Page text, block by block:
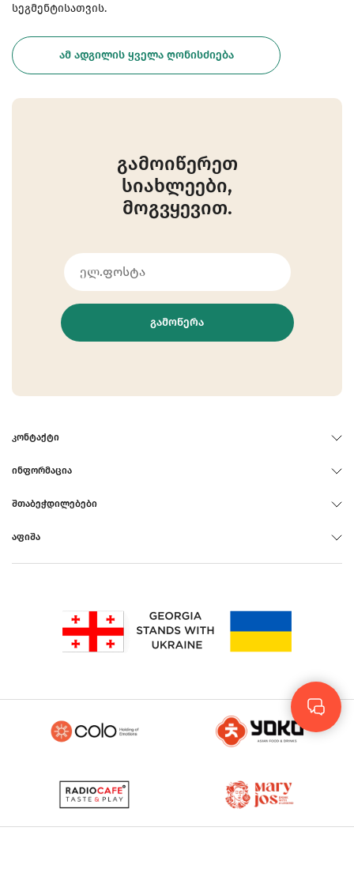
სეგმენტისათვის.
ᲐᲛ ᲐᲓᲒᲘᲚᲘᲡ ᲧᲕᲔᲚᲐ ᲦᲝᲜᲘᲡᲫᲘᲔᲑᲐ
გამოიწერეთ
სიახლეები,
მოგვყევით.
ᲒᲐᲛᲝᲬᲔᲠᲐ
ᲙᲝᲜᲢᲐᲥᲢᲘ
ᲘᲜᲤᲝᲠᲛᲐᲪᲘᲐ
ᲨᲗᲐᲑᲔᲭᲓᲘᲚᲔᲑᲔᲑᲘ
ᲐᲤᲘᲨᲐ
Rus